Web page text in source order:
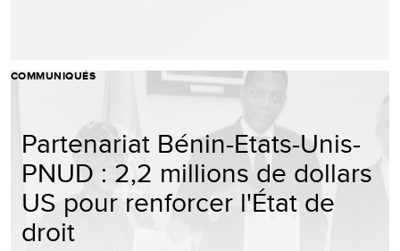
COMMUNIQUÉS
Partenariat Bénin-Etats-Unis-
PNUD : 2,2 millions de dollars
US pour renforcer l'État de
droit